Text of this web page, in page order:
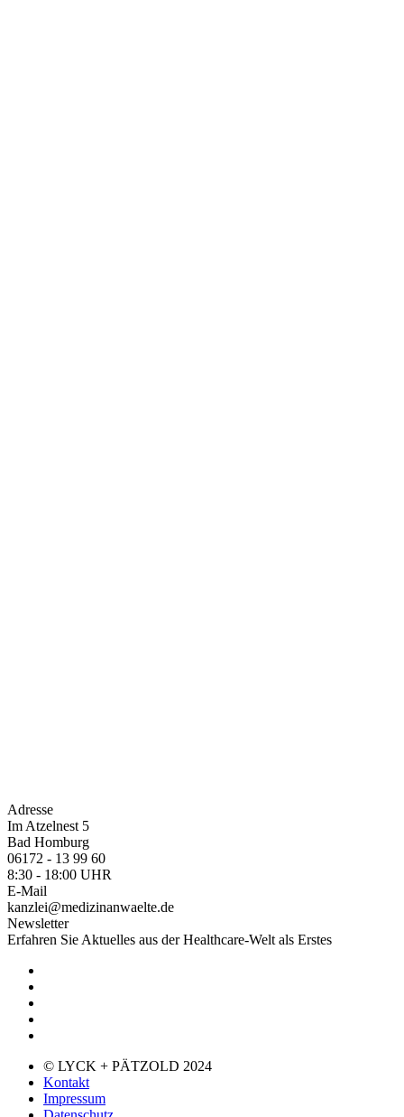
Adresse
Im Atzelnest 5
Bad Homburg
06172 - 13 99 60
8:30 - 18:00 UHR
E-Mail
kanzlei@medizinanwaelte.de
Newsletter
Erfahren Sie Aktuelles aus der Healthcare-Welt als Erstes
© LYCK + PÄTZOLD 2024
Kontakt
Impressum